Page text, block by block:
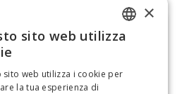
ITALIAN
×
sito web utilizza
sito web utilizza i cookie per
la tua esperienza di